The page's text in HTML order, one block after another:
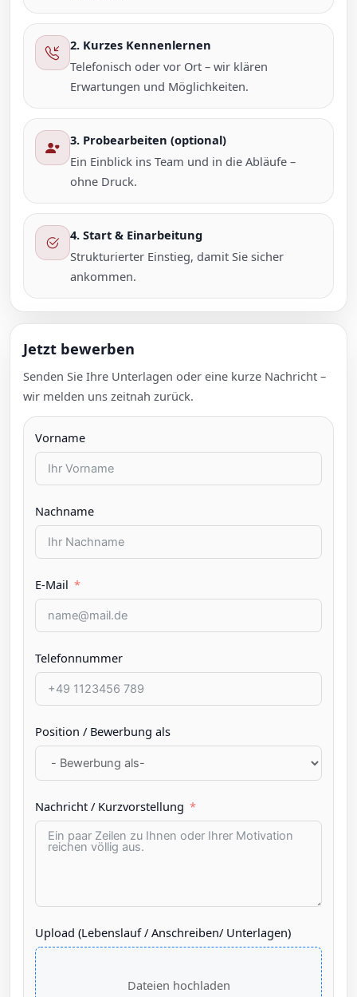
2. Kurzes Kennenlernen
Telefonisch oder vor Ort – wir klären
Erwartungen und Möglichkeiten.
3. Probearbeiten (optional)
Ein Einblick ins Team und in die Abläufe –
ohne Druck.
4. Start & Einarbeitung
Strukturierter Einstieg, damit Sie sicher
ankommen.
Jetzt bewerben
Senden Sie Ihre Unterlagen oder eine kurze Nachricht –
wir melden uns zeitnah zurück.
Vorname
Nachname
E-Mail
Telefonnummer
Position / Bewerbung als
Nachricht / Kurzvorstellung
Upload (Lebenslauf / Anschreiben/ Unterlagen)
Dateien hochladen